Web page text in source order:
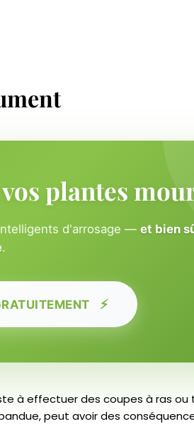
plantes
d'arrosage — et bien
.
⚡
à effectuer des coupes à ras ou
peut avoir des